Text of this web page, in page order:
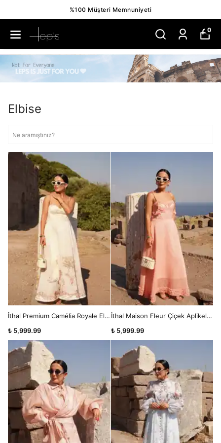
Hızlı Kargo Avantajı
0
Elbise
İthal Premium Camélia Royale Elbise
₺ 5,999.99
İthal Maison Fleur Çiçek Aplikeli İp Askılı Maxi Elbise
₺ 5,999.99